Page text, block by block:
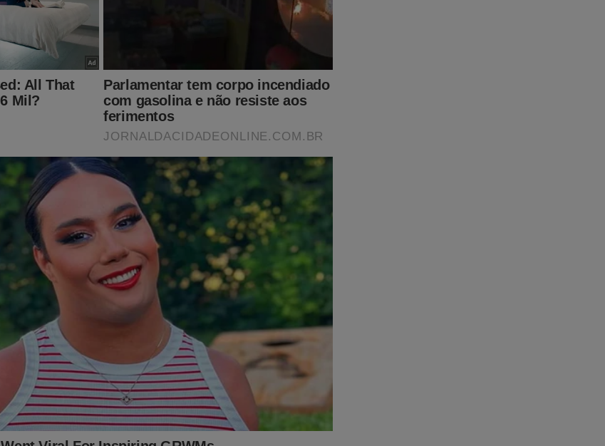
da Cidade Online
a nossa "desmonetização" e, com isso, “quebrou as nossas
apresentacao
exclusivos da Revista A Verdade.
é comprando a camiseta "Impeachment Já!” no nosso parceiro